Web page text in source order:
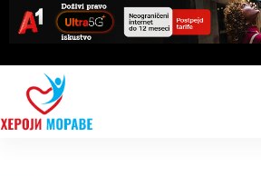
content